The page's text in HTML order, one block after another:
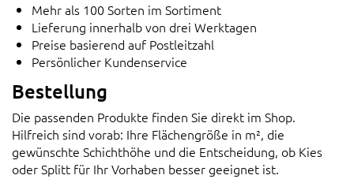
Mehr als 100 Sorten im Sortiment
Lieferung innerhalb von drei Werktagen
Preise basierend auf Postleitzahl
Persönlicher Kundenservice
Bestellung
Die passenden Produkte finden Sie direkt im Shop.
Hilfreich sind vorab: Ihre Flächengröße in m², die
gewünschte Schichthöhe und die Entscheidung, ob Kies
oder Splitt für Ihr Vorhaben besser geeignet ist.